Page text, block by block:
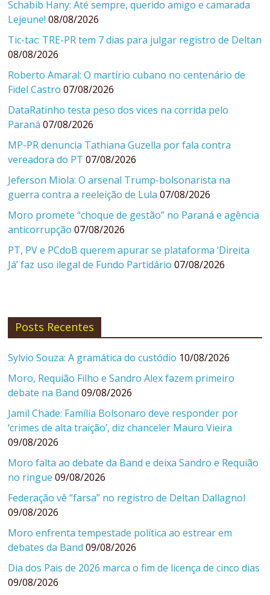
Schabib Hany: Até sempre, querido amigo e camarada
Lejeune! 08/08/2026
Tic-tac: TRE-PR tem 7 dias para julgar registro de Deltan
08/08/2026
Roberto Amaral: O martírio cubano no centenário de
Fidel Castro 07/08/2026
DataRatinho testa peso dos vices na corrida pelo
Paraná 07/08/2026
MP-PR denuncia Tathiana Guzella por fala contra
vereadora do PT 07/08/2026
Jeferson Miola: O arsenal Trump-bolsonarista na
guerra contra a reeleição de Lula 07/08/2026
Moro promete “choque de gestão” no Paraná e agência
anticorrupção 07/08/2026
PT, PV e PCdoB querem apurar se plataforma ‘Direita
Já’ faz uso ilegal de Fundo Partidário 07/08/2026
Posts Recentes
Sylvio Souza: A gramática do custódio 10/08/2026
Moro, Requião Filho e Sandro Alex fazem primeiro
debate na Band 09/08/2026
Jamil Chade: Família Bolsonaro deve responder por
‘crimes de alta traição’, diz chanceler Mauro Vieira
09/08/2026
Moro falta ao debate da Band e deixa Sandro e Requião
no ringue 09/08/2026
Federação vê “farsa” no registro de Deltan Dallagnol
09/08/2026
Moro enfrenta tempestade política ao estrear em
debates da Band 09/08/2026
Dia dos Pais de 2026 marca o fim de licença de cinco dias
09/08/2026